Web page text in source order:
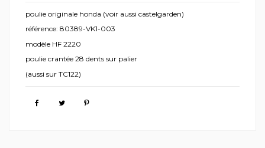
poulie originale honda (voir aussi castelgarden)
référence: 80389-VK1-003
modèle HF 2220
poulie crantée 28 dents sur palier
(aussi sur TC122)